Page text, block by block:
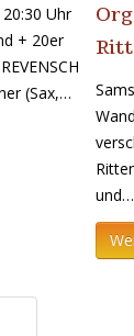
Uhr
+ 20er
(Sax,…
und…